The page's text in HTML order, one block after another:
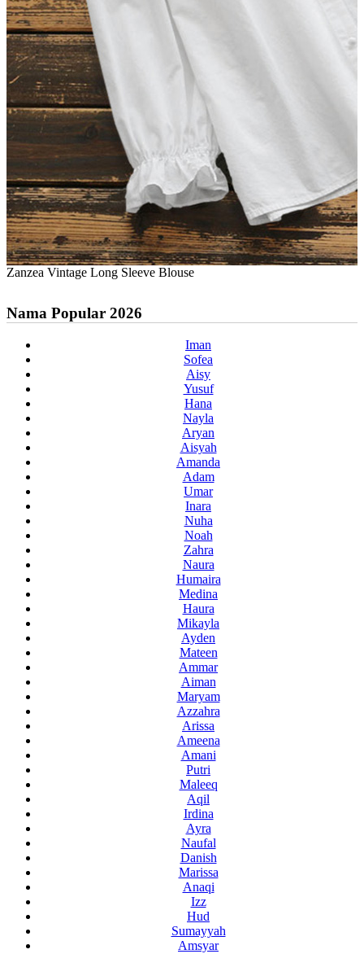
Zanzea Vintage Long Sleeve Blouse
Nama Popular 2026
Iman
Sofea
Aisy
Yusuf
Hana
Nayla
Aryan
Aisyah
Amanda
Adam
Umar
Inara
Nuha
Noah
Zahra
Naura
Humaira
Medina
Haura
Mikayla
Ayden
Mateen
Ammar
Aiman
Maryam
Azzahra
Arissa
Ameena
Amani
Putri
Maleeq
Aqil
Irdina
Ayra
Naufal
Danish
Marissa
Anaqi
Izz
Hud
Sumayyah
Amsyar